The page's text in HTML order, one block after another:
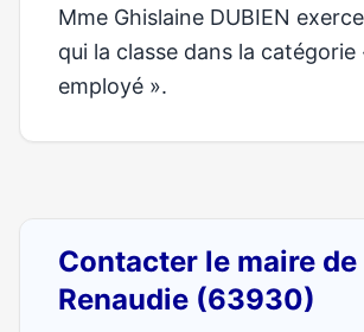
Mme Ghislaine DUBIEN
qui la classe dans la catégorie
employé ».
Contacter le maire de
Renaudie (63930)